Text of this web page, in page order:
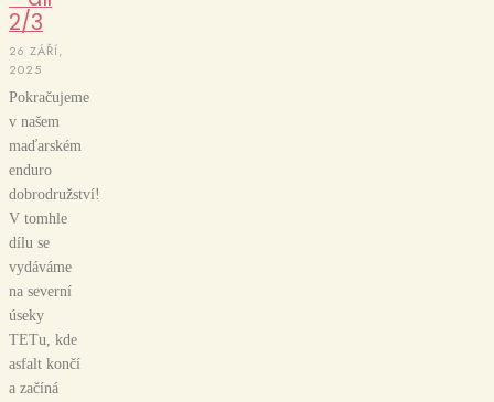
2/3
26 ZÁŘÍ,
2025
Pokračujeme
v našem
maďarském
enduro
dobrodružství!
V tomhle
dílu se
vydáváme
na severní
úseky
TETu, kde
asfalt končí
a začíná